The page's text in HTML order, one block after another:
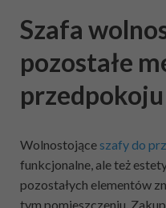
Szafa
pozostałe
przedpokoju
Wolnostojące szafy do
funkcjonalne, ale też
pozostałych elementów
tym pomieszczeniu.